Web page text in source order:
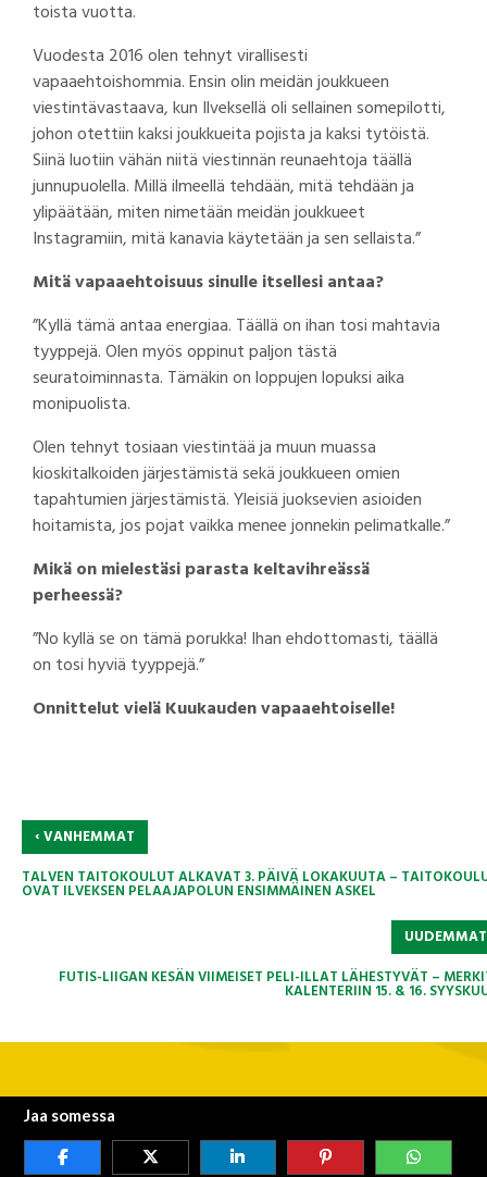
toista vuotta.
Vuodesta 2016 olen tehnyt virallisesti
vapaaehtoishommia. Ensin olin meidän joukkueen
viestintävastaava, kun Ilveksellä oli sellainen somepilotti,
johon otettiin kaksi joukkueita pojista ja kaksi tytöistä.
Siinä luotiin vähän niitä viestinnän reunaehtoja täällä
junnupuolella. Millä ilmeellä tehdään, mitä tehdään ja
ylipäätään, miten nimetään meidän joukkueet
Instagramiin, mitä kanavia käytetään ja sen sellaista.”
Mitä vapaaehtoisuus sinulle itsellesi antaa?
”Kyllä tämä antaa energiaa. Täällä on ihan tosi mahtavia
tyyppejä. Olen myös oppinut paljon tästä
seuratoiminnasta. Tämäkin on loppujen lopuksi aika
monipuolista.
Olen tehnyt tosiaan viestintää ja muun muassa
kioskitalkoiden järjestämistä sekä joukkueen omien
tapahtumien järjestämistä. Yleisiä juoksevien asioiden
hoitamista, jos pojat vaikka menee jonnekin pelimatkalle.”
Mikä on mielestäsi parasta keltavihreässä
perheessä?
”No kyllä se on tämä porukka! Ihan ehdottomasti, täällä
on tosi hyviä tyyppejä.”
Onnittelut vielä Kuukauden vapaaehtoiselle!
‹VANHEMMAT
TALVEN TAITOKOULUT ALKAVAT 3. PÄIVÄ LOKAKUUTA –
OVAT ILVEKSEN PELAAJAPOLUN ENSIMMÄINEN ASKEL
FUTIS-LIIGAN KESÄN VIIMEISET PELI-ILLAT LÄHESTYVÄT –
KALENTERIIN 15. & 16.
Jaa somessa